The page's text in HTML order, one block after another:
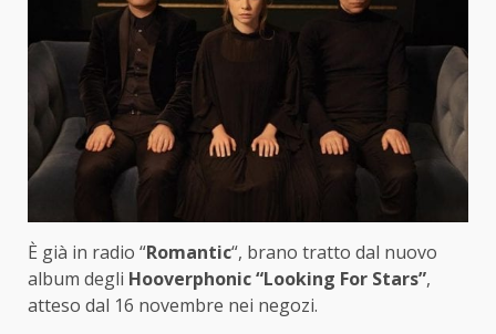
È già in radio “Romantic“, brano tratto dal nuovo
album degli Hooverphonic “Looking For Stars”,
atteso dal 16 novembre nei negozi.